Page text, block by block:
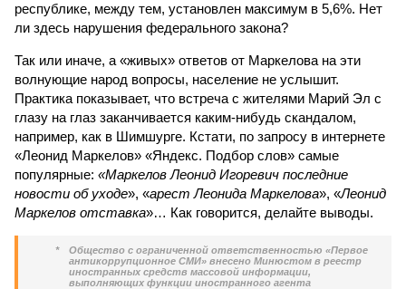
республике, между тем, установлен максимум в 5,6%. Нет
ли здесь нарушения федерального закона?
Так или иначе, а «живых» ответов от Маркелова на эти
волнующие народ вопросы, население не услышит.
Практика показывает, что встреча с жителями Марий Эл с
глазу на глаз заканчивается каким-нибудь скандалом,
например, как в Шимшурге. Кстати, по запросу в интернете
«Леонид Маркелов» «Яндекс. Подбор слов» самые
популярные: «Маркелов Леонид Игоревич последние
новости об уходе», «арест Леонида Маркелова», «Леонид
Маркелов отставка»… Как говорится, делайте выводы.
*
Общество с ограниченной ответственностью «Первое
антикоррупционное СМИ» внесено Минюстом в реестр
иностранных средств массовой информации,
выполняющих функции иностранного агента